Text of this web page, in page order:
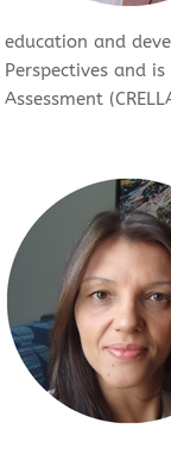
education and
Perspectives and
Assessment